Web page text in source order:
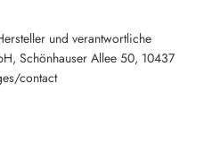
und verantwortliche
Schönhauser Allee 50, 10437
contact